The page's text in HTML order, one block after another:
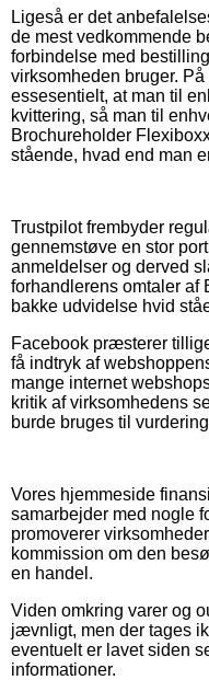
Ligeså er det
de mest vedkommende
forbindelse med
virksomheden bruger.
essesentielt, at man til
kvittering, så man til
Brochureholder
stående, hvad end man
Trustpilot frembyder
gennemstøve en stor
anmeldelser og derved
forhandlerens omtaler af
bakke udvidelse hvid
Facebook præsterer
få indtryk af
mange internet
kritik af virksomhedens
burde bruges til
Vores hjemmeside
samarbejder med nogle
promoverer
kommission om den
en handel.
Viden omkring varer og
jævnligt, men der tages
eventuelt er lavet siden
informationer.